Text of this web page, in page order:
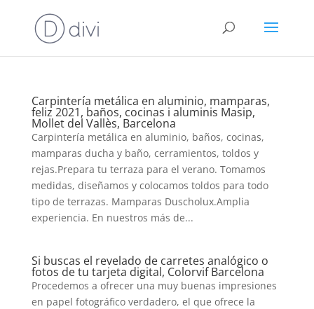
Carpintería metálica en aluminio, mamparas,
feliz 2021, baños, cocinas i aluminis Masip,
Mollet del Vallès, Barcelona
Carpintería metálica en aluminio, baños, cocinas,
mamparas ducha y baño, cerramientos, toldos y
rejas.Prepara tu terraza para el verano. Tomamos
medidas, diseñamos y colocamos toldos para todo
tipo de terrazas. Mamparas Duscholux.Amplia
experiencia. En nuestros más de...
Si buscas el revelado de carretes analógico o
fotos de tu tarjeta digital, Colorvif Barcelona
Procedemos a ofrecer una muy buenas impresiones
en papel fotográfico verdadero, el que ofrece la